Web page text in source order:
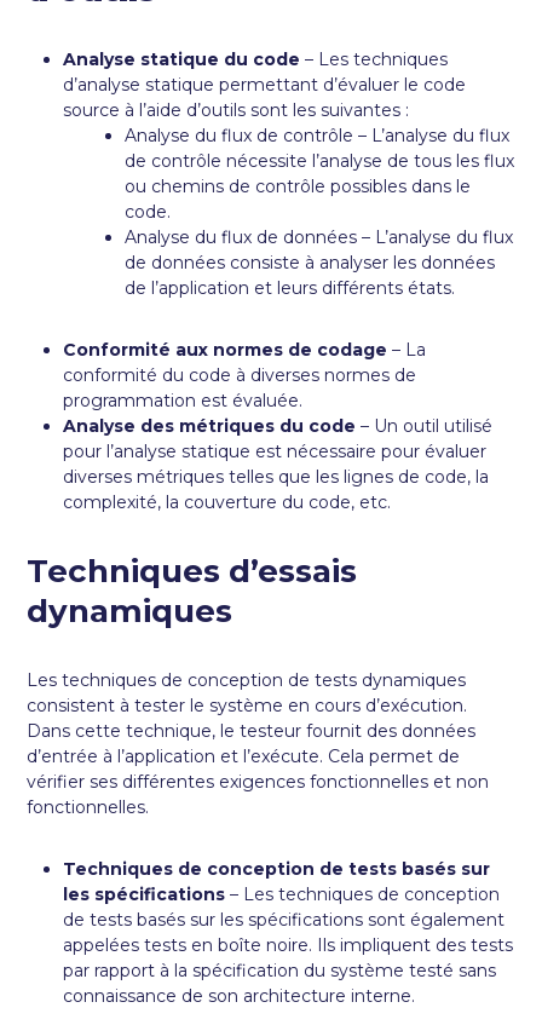
Analyse statique du code – Les techniques
d’analyse statique permettant d’évaluer le code
source à l’aide d’outils sont les suivantes :
Analyse du flux de contrôle – L’analyse du flux
de contrôle nécessite l’analyse de tous les flux
ou chemins de contrôle possibles dans le
code.
Analyse du flux de données – L’analyse du flux
de données consiste à analyser les données
de l’application et leurs différents états.
Conformité aux normes de codage– La
conformité du code à diverses normes de
programmation est évaluée.
Analyse des métriques du code– Un outil utilisé
pour l’analyse statique est nécessaire pour évaluer
diverses métriques telles que les lignes de code, la
complexité, la couverture du code, etc.
Techniques d’essais
dynamiques
Les techniques de conception de tests dynamiques
consistent à tester le système en cours d’exécution.
Dans cette technique, le testeur fournit des données
d’entrée à l’application et l’exécute. Cela permet de
vérifier ses différentes exigences fonctionnelles et non
fonctionnelles.
Techniques de conception de tests basés sur
les spécifications – Les techniques de conception
de tests basés sur les spécifications sont également
appelées tests en boîte noire. Ils impliquent des tests
par rapport à la spécification du système testé sans
connaissance de son architecture interne.